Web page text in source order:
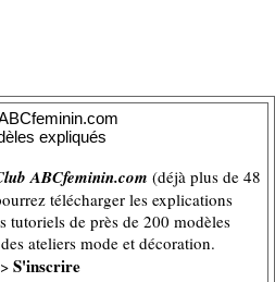
ABCfeminin.com (déjà plus de 48
télécharger les explications
tutoriels de près de 200 modèles
ateliers mode et décoration.
S'inscrire